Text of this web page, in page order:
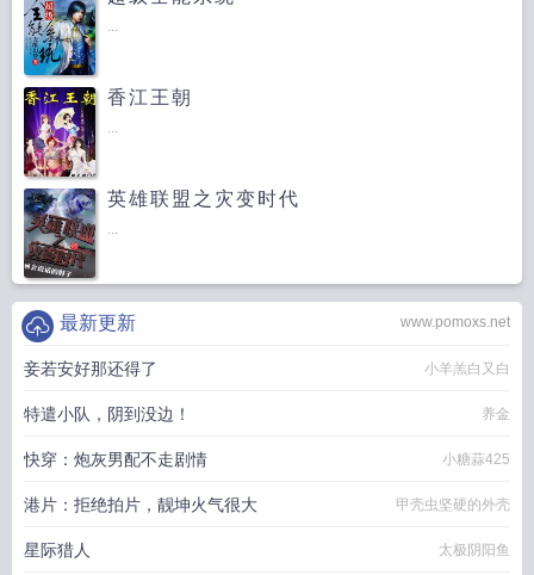
...
香江王朝
...
英雄联盟之灾变时代
...
www.pomoxs.net
最新更新
妾若安好那还得了 小羊羔白又白
特遣小队，阴到没边！ 养金
快穿：炮灰男配不走剧情 小糖蒜425
港片：拒绝拍片，靓坤火气很大 甲壳虫坚硬的外壳
星际猎人 太极阴阳鱼